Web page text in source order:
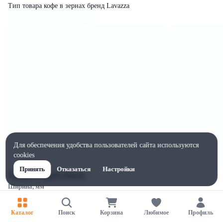
Тип товара кофе в зернах бренд Lavazza
Характеристики
Ширина, мм
150
Высота, мм
Каталог Поиск Корзина Любимое Профиль
Для обеспечения удобства пользователей сайта используются
cookies
Принять
Отказаться Настройки